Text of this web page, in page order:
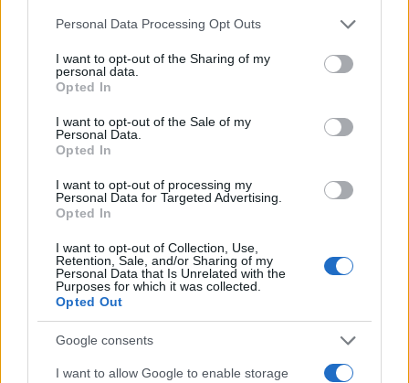
Personal Data Processing Opt Outs
I want to opt-out of the Sharing of my
personal data.
Opted In
I want to opt-out of the Sale of my
Personal Data.
Opted In
I want to opt-out of processing my
Personal Data for Targeted Advertising.
Opted In
I want to opt-out of Collection, Use,
Retention, Sale, and/or Sharing of my
Personal Data that Is Unrelated with the
Purposes for which it was collected.
Opted Out
Google consents
I want to allow Google to enable storage
Per una sorta di nemesi la politica si è presa la
rivincita su chi l’aveva con foga iconoclasta
squalificata ponendosi come alternativa. La
plasmare dall’estremismo semplificatore e le
regole della politica si sono imposte su chi voleva
scardinarle con una narrazione velleitaria. Gli
apolegeti della democrazia diretta, che volevano
archiviare la rappresentanza parlamentare, oggi
sopravvivono grazie alla palude del compromesso
parlamentare. Le poltrone, che prima
schernivano, oggi sono riverite.